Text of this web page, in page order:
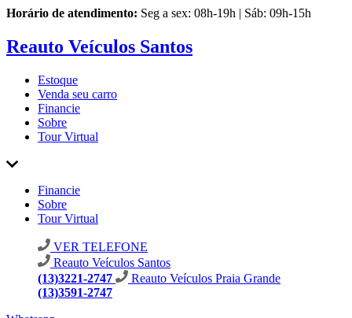
Horário de atendimento: Seg a sex: 08h-19h | Sáb: 09h-15h
Reauto Veículos Santos
Estoque
Venda seu carro
Financie
Sobre
Tour Virtual
Financie
Sobre
Tour Virtual
VER TELEFONE
Reauto Veículos Santos
(13)3221-2747
Reauto Veículos Praia Grande
(13)3591-2747